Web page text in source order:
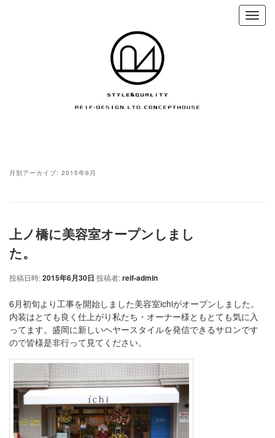
月別アーカイブ: 2015年6月
上ノ橋に美容室オープンしまし
た。
投稿日時:2015年6月30日 投稿者:reif-admin
6月初旬より工事を開始しました美容室ichiがオープンしました。
内装はとても良く仕上がり私たち・オーナー様ともとても気に入
ってます。盛岡に新しいヘヤースタイルを発信できるサロンです
ので皆様是非行って見てください。